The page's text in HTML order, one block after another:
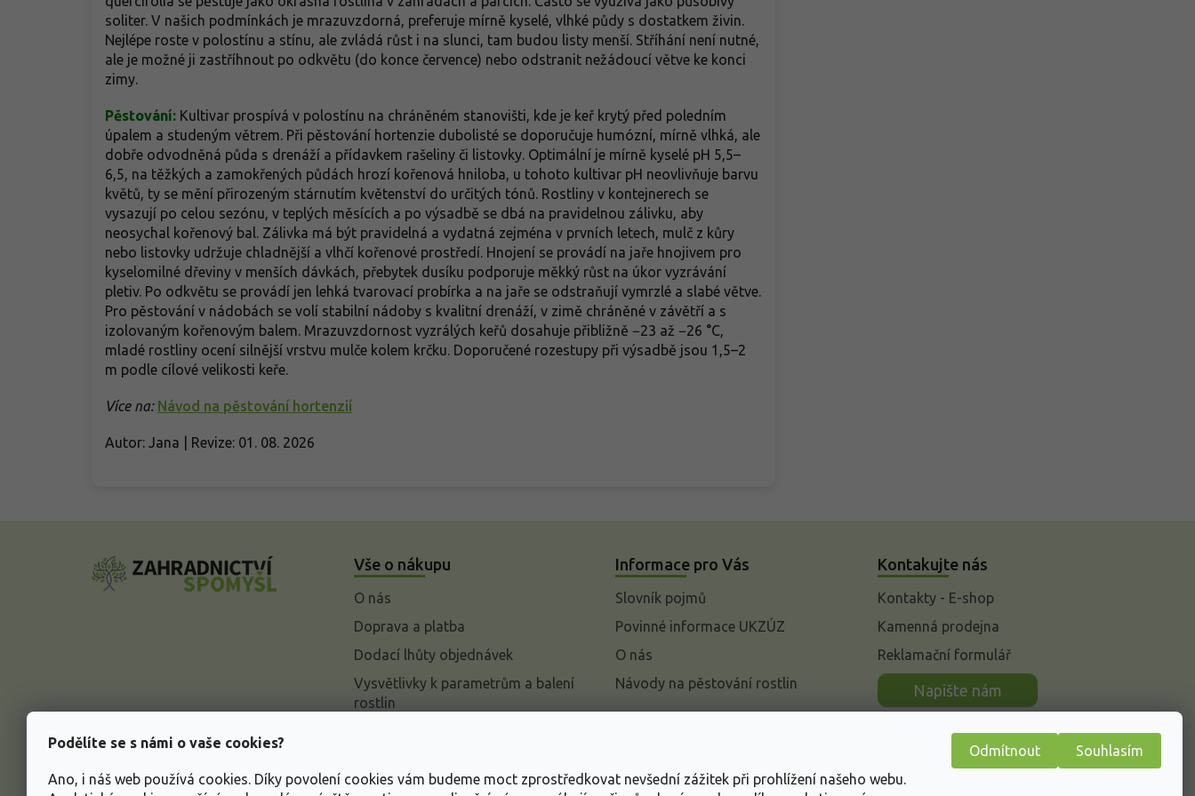
Podělíte se s námi o vaše cookies?
Ano, i náš web používá cookies. Díky povolení cookies vám budeme moct zprostředkovat nevšední zážitek při prohlížení našeho webu.
Odmítnout Souhlasím
soliter. V našich podmínkách je mrazuvzdorná, preferuje mírně kyselé, vlhké půdy s dostatkem živin.
Nejlépe roste v polostínu a stínu, ale zvládá růst i na slunci, tam budou listy menší. Stříhání není nutné,
ale je možné ji zastříhnout po odkvětu (do konce července) nebo odstranit nežádoucí větve ke konci
zimy.
Pěstování: Kultivar prospívá v polostínu na chráněném stanovišti, kde je keř krytý před poledním
úpalem a studeným větrem. Při pěstování hortenzie dubolisté se doporučuje humózní, mírně vlhká, ale
dobře odvodněná půda s drenáží a přídavkem rašeliny či listovky. Optimální je mírně kyselé pH 5,5–
6,5, na těžkých a zamokřených půdách hrozí kořenová hniloba, u tohoto kultivar pH neovlivňuje barvu
květů, ty se mění přirozeným stárnutím květenství do určitých tónů. Rostliny v kontejnerech se
vysazují po celou sezónu, v teplých měsících a po výsadbě se dbá na pravidelnou zálivku, aby
neosychal kořenový bal. Zálivka má být pravidelná a vydatná zejména v prvních letech, mulč z kůry
nebo listovky udržuje chladnější a vlhčí kořenové prostředí. Hnojení se provádí na jaře hnojivem pro
kyselomilné dřeviny v menších dávkách, přebytek dusíku podporuje měkký růst na úkor vyzrávání
pletiv. Po odkvětu se provádí jen lehká tvarovací probírka a na jaře se odstraňují vymrzlé a slabé větve.
Pro pěstování v nádobách se volí stabilní nádoby s kvalitní drenáží, v zimě chráněné v závětří a s
izolovaným kořenovým balem. Mrazuvzdornost vyzrálých keřů dosahuje přibližně −23 až −26 °C,
mladé rostliny ocení silnější vrstvu mulče kolem krčku. Doporučené rozestupy při výsadbě jsou 1,5–2
m podle cílové velikosti keře.
Více na: Návod na pěstování hortenzií
Autor: Jana | Revize: 01. 08. 2026
Vše o nákupu
O nás
Doprava a platba
Dodací lhůty objednávek
Vysvětlivky k parametrům a balení
rostlin
Informace o ochraně osobních
Informace pro Vás
Slovník pojmů
Povinné informace UKZÚZ
O nás
Návody na pěstování rostlin
Kontakujte nás
Kontakty - E-shop
Kamenná prodejna
Reklamační formulář
Napište nám